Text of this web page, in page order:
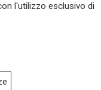
l'utilizzo esclusivo di